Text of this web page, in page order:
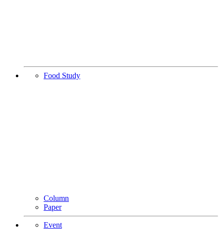
Food Study
Column
Paper
Event